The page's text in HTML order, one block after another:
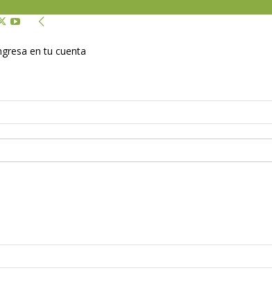
en tu cuenta